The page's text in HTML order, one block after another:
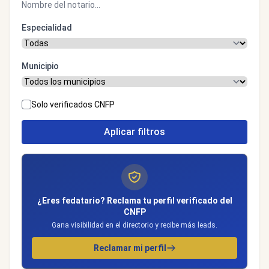
Especialidad
Municipio
Solo verificados CNFP
Aplicar filtros
¿Eres fedatario? Reclama tu perfil verificado del
CNFP
Gana visibilidad en el directorio y recibe más leads.
Reclamar mi perfil